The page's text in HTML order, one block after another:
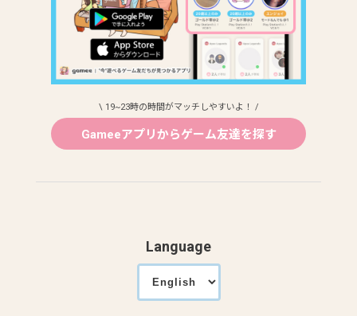
\ 19~23時の時間がマッチしやすいよ！ /
Gameeアプリからゲーム友達を探す
Language